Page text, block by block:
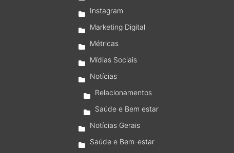
Instagram
Marketing Digital
Métricas
Mídias Sociais
Notícias
Relacionamentos
Saúde e Bem estar
Notícias Gerais
Saúde e Bem-estar